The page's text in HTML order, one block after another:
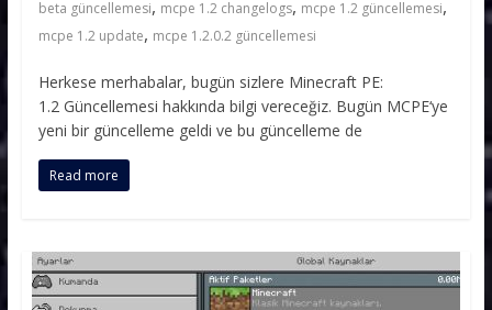
beta güncellemesi, mcpe 1.2 changelogs, mcpe 1.2 güncellemesi,
mcpe 1.2 update, mcpe 1.2.0.2 güncellemesi
Herkese merhabalar, bugün sizlere Minecraft PE:
1.2 Güncellemesi hakkında bilgi vereceğiz. Bugün MCPE‘ye
yeni bir güncelleme geldi ve bu güncelleme de
Read more